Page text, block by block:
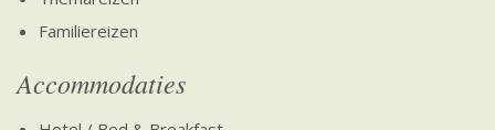
Familiereizen
Accommodaties